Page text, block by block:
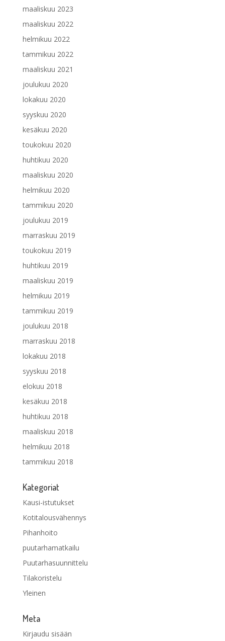
maaliskuu 2023
maaliskuu 2022
helmikuu 2022
tammikuu 2022
maaliskuu 2021
joulukuu 2020
lokakuu 2020
syyskuu 2020
kesäkuu 2020
toukokuu 2020
huhtikuu 2020
maaliskuu 2020
helmikuu 2020
tammikuu 2020
joulukuu 2019
marraskuu 2019
toukokuu 2019
huhtikuu 2019
maaliskuu 2019
helmikuu 2019
tammikuu 2019
joulukuu 2018
marraskuu 2018
lokakuu 2018
syyskuu 2018
elokuu 2018
kesäkuu 2018
huhtikuu 2018
maaliskuu 2018
helmikuu 2018
tammikuu 2018
Kategoriat
Kausi-istutukset
Kotitalousvähennys
Pihanhoito
puutarhamatkailu
Puutarhasuunnittelu
Tilakoristelu
Yleinen
Meta
Kirjaudu sisään